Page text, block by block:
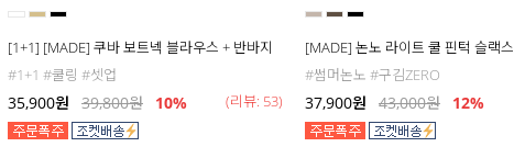
[1+1] [MADE] 쿠바 보트넥 블라우스 + 반바지
#1+1 #쿨링 #셋업
35,900원 39,800원 10% (리뷰: 53)
[MADE] 논노 라이트 쿨 핀턱 슬랙스
#썸머논노 #구김ZERO
37,900원 43,000원 12%